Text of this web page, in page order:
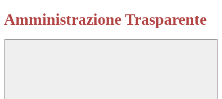
Amministrazione Trasparente